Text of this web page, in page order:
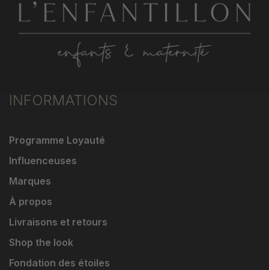
INFORMATIONS
Programme Loyauté
Influenceuses
Marques
À propos
Livraisons et retours
Shop the look
Fondation des étoiles